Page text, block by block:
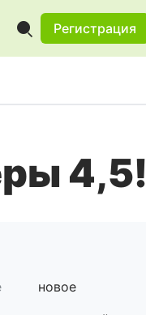
Регистрация
4,5!
новое